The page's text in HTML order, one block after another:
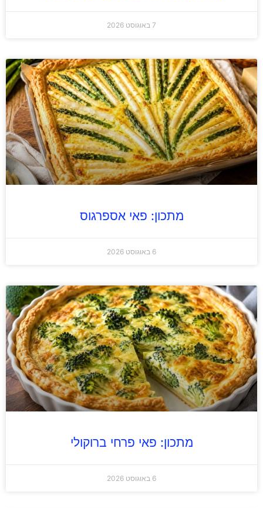
7 באוגוסט 2026
מתכון: פאי אספרגוס
6 באוגוסט 2026
מתכון: פאי פרחי ברוקולי
6 באוגוסט 2026